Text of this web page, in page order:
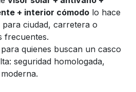
+ interior cómodo lo hace
ciudad, carretera o
frecuentes.
quienes buscan un casco
seguridad homologada,